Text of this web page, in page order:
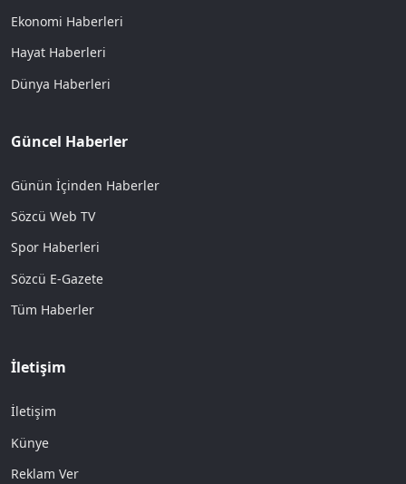
Ekonomi Haberleri
Hayat Haberleri
Dünya Haberleri
Güncel Haberler
Günün İçinden Haberler
Sözcü Web TV
Spor Haberleri
Sözcü E-Gazete
Tüm Haberler
İletişim
İletişim
Künye
Reklam Ver